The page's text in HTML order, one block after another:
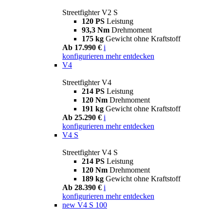
Streetfighter V2 S
120 PS Leistung
93,3 Nm Drehmoment
175 kg Gewicht ohne Kraftstoff
Ab 17.990 € i
konfigurieren mehr entdecken
V4
Streetfighter V4
214 PS Leistung
120 Nm Drehmoment
191 kg Gewicht ohne Kraftstoff
Ab 25.290 € i
konfigurieren mehr entdecken
V4 S
Streetfighter V4 S
214 PS Leistung
120 Nm Drehmoment
189 kg Gewicht ohne Kraftstoff
Ab 28.390 € i
konfigurieren mehr entdecken
new V4 S 100